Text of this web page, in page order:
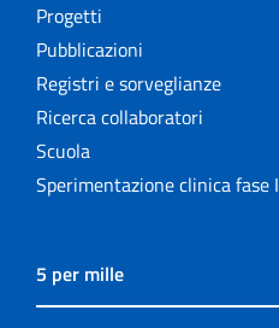
Progetti
Pubblicazioni
Registri e sorveglianze
Ricerca collaboratori
Scuola
Sperimentazione clinica fase I
5 per mille